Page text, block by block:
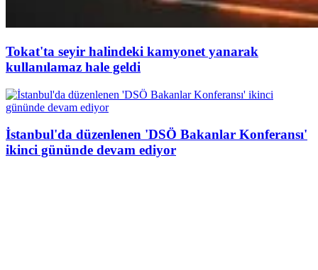
Tokat'ta seyir halindeki kamyonet yanarak
kullanılamaz hale geldi
İstanbul'da düzenlenen 'DSÖ Bakanlar Konferansı'
ikinci gününde devam ediyor